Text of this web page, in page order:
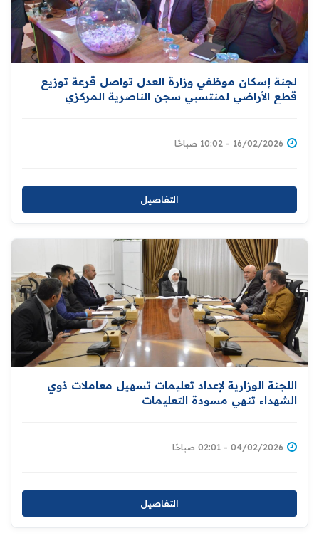
لجنة إسكان موظفي وزارة العدل تواصل قرعة توزيع
قطع الأراضي لمنتسبي سجن الناصرية المركزي
16/02/2026 - 10:02 صباحًا
التفاصيل
اللجنة الوزارية لإعداد تعليمات تسهيل معاملات ذوي
الشهداء تنهي مسودة التعليمات
04/02/2026 - 02:01 صباحًا
التفاصيل